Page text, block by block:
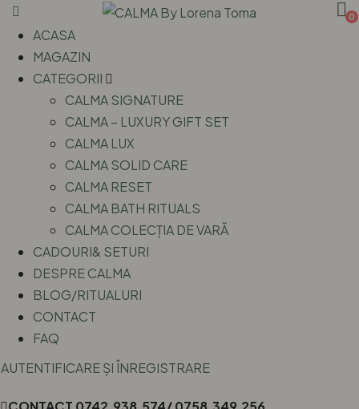
0
ACASA
MAGAZIN
CATEGORII
CALMA SIGNATURE
CALMA – LUXURY GIFT SET
CALMA LUX
CALMA SOLID CARE
CALMA RESET
CALMA BATH RITUALS
CALMA COLECȚIA DE VARĂ
CADOURI& SETURI
DESPRE CALMA
BLOG/RITUALURI
CONTACT
FAQ
AUTENTIFICARE ȘI ÎNREGISTRARE